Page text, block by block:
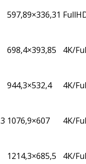
597,89×336,31
698,4×393,85 4K/
944,3×532,4 4K/
1076,9×607 4K/
1214,3×685,5 4K/